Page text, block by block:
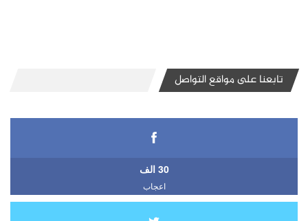
تابعنا على مواقع التواصل
30 الف
اعجاب